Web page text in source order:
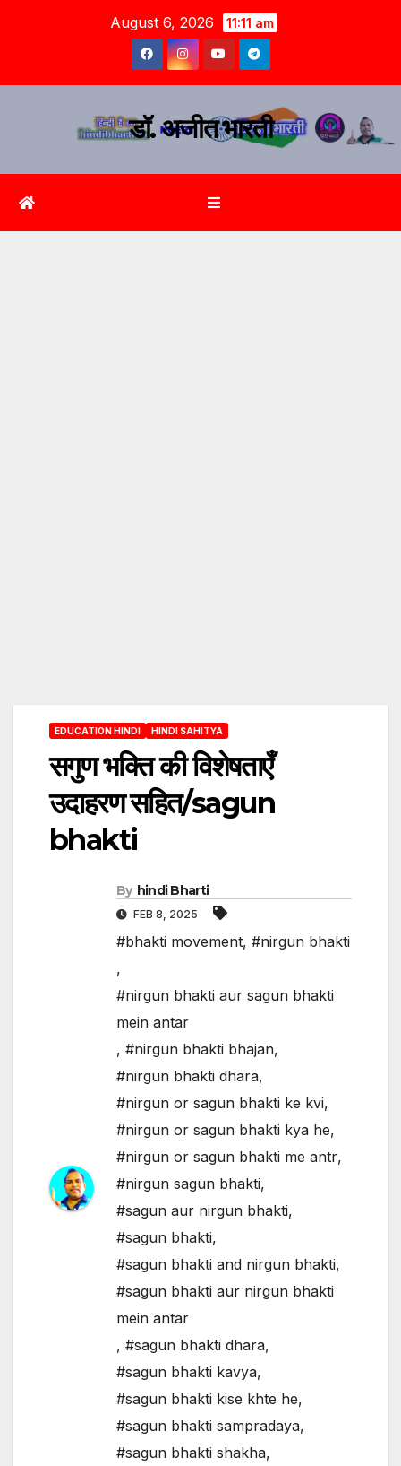
August 6, 2026 11:11 am
डॉ. अजीत भारती
EDUCATION HINDI HINDI SAHITYA
सगुण भक्ति की विशेषताएँ
उदाहरण सहित/sagun
bhakti
By hindi Bharti
FEB 8, 2025
#bhakti movement, #nirgun bhakti
,
#nirgun bhakti aur sagun bhakti
mein antar
, #nirgun bhakti bhajan,
#nirgun bhakti dhara,
#nirgun or sagun bhakti ke kvi,
#nirgun or sagun bhakti kya he,
#nirgun or sagun bhakti me antr,
#nirgun sagun bhakti,
#sagun aur nirgun bhakti,
#sagun bhakti,
#sagun bhakti and nirgun bhakti,
#sagun bhakti aur nirgun bhakti
mein antar
, #sagun bhakti dhara,
#sagun bhakti kavya,
#sagun bhakti kise khte he,
#sagun bhakti sampradaya,
#sagun bhakti shakha,